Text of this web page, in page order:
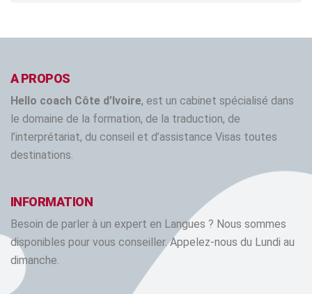
A PROPOS
Hello coach Côte d’Ivoire, est un cabinet spécialisé dans
le domaine de la formation, de la traduction, de
l’interprétariat, du conseil et d’assistance Visas toutes
destinations.
INFORMATION
Besoin de parler à un expert en Langues ? Nous sommes
disponibles pour vous conseiller. Appelez-nous du Lundi au
dimanche.